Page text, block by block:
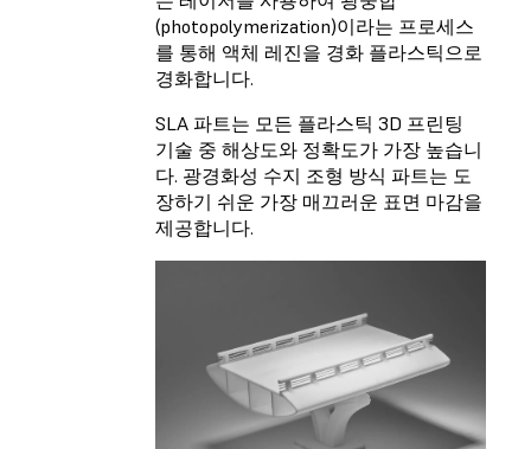
(photopolymerization)이라는 프로세스
를 통해 액체 레진을 경화 플라스틱으로
경화합니다.
SLA 파트는 모든 플라스틱 3D 프린팅
기술 중 해상도와 정확도가 가장 높습니
다. 광경화성 수지 조형 방식 파트는 도
장하기 쉬운 가장 매끄러운 표면 마감을
제공합니다.